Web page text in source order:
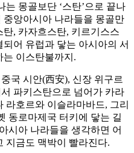
몽골보단 ‘스탄’으로 끝나
앙아시아 나라들을 몽골만
, 카자흐스탄, 키르기스스
어 유럽과 닿는 아시아의 서
는 이스탄불까지.
국 시안(西安), 신장 위구르
파키스탄으로 넘어가 카라
라호르와 이슬라마바드, 그리
동로마제국 터키에 닿는 길
시아 나라들을 생각하면 어
지금도 맥박이 빨라진다.